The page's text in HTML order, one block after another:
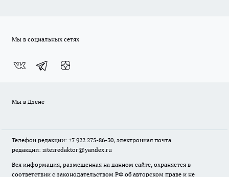
Мы в социальных сетях
Мы в Дзене
Телефон редакции: +7 922 275-86-30, электронная почта
редакции: sitesredaktor@yandex.ru
Вся информация, размещенная на данном сайте, охраняется в
соответствии с законодательством РФ об авторском праве и не